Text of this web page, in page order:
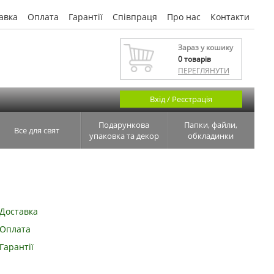
Оплата Гарантії Співпраця Про нас Контакти
Зараз у кошику
0товарів
ПЕРЕГЛЯНУТИ
Вхід / Реєстрація
Все для свят
Подарункова
упаковка та декор
Папки, файли,
обкладинки
Доставка
Оплата
Гарантії